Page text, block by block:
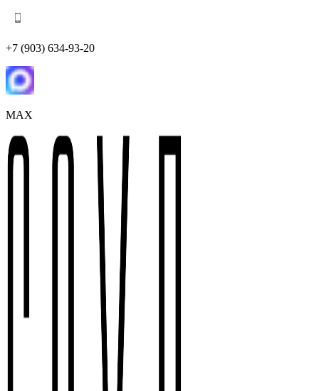
+7 (903) 634-93-20
MAX